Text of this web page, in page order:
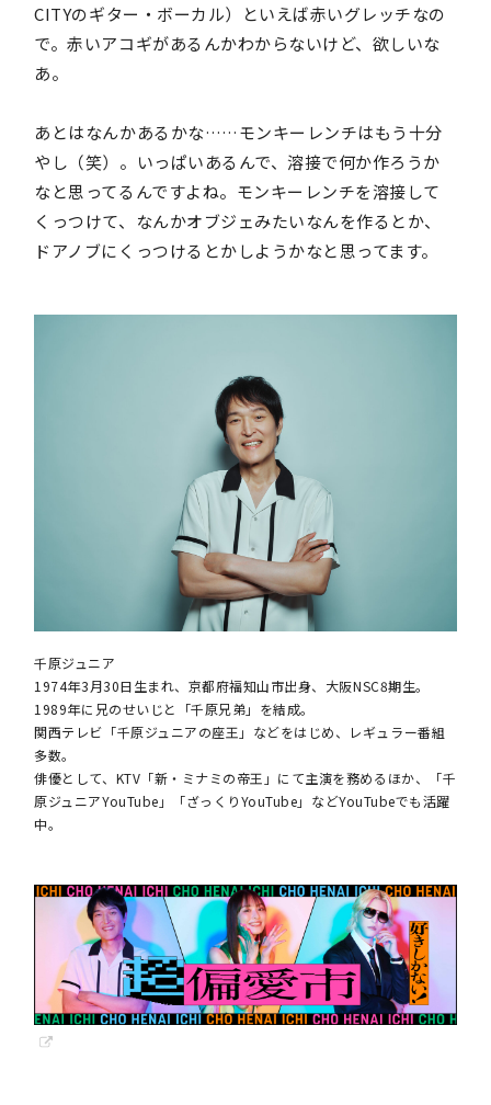
CITYのギター・ボーカル）といえば赤いグレッチなの
で。赤いアコギがあるんかわからないけど、欲しいな
あ。
あとはなんかあるかな……モンキーレンチはもう十分
やし（笑）。いっぱいあるんで、溶接で何か作ろうか
なと思ってるんですよね。モンキーレンチを溶接して
くっつけて、なんかオブジェみたいなんを作るとか、
ドアノブにくっつけるとかしようかなと思ってます。
千原ジュニア
1974年3月30日生まれ、京都府福知山市出身、大阪NSC8期生。
1989年に兄のせいじと「千原兄弟」を結成。
関西テレビ「千原ジュニアの座王」などをはじめ、レギュラー番組
多数。
俳優として、KTV「新・ミナミの帝王」にて主演を務めるほか、「千
原ジュニアYouTube」「ざっくりYouTube」などYouTubeでも活躍
中。